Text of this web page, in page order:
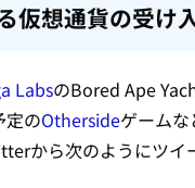
仮想通貨の受け
LabsのBored Ape
定のOthersideゲーム
から次のようにツイ